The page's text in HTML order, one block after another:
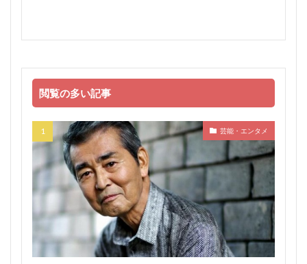
閲覧の多い記事
芸能・エンタメ